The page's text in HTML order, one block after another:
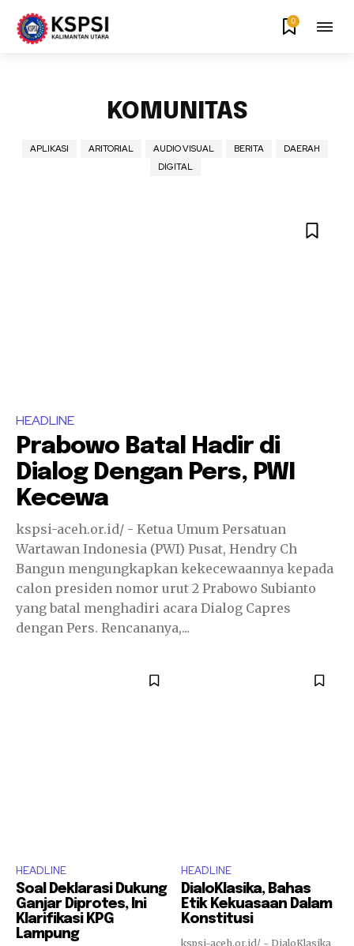
0
KOMUNITAS
APLIKASI ARITORIAL AUDIO VISUAL BERITA
DAERAH
DIGITAL
HEADLINE
Prabowo Batal Hadir di
Dialog Dengan Pers, PWI
Kecewa
kspsi-aceh.or.id/ - Ketua Umum Persatuan
Wartawan Indonesia (PWI) Pusat, Hendry Ch
Bangun mengungkapkan kekecewaannya kepada
calon presiden nomor urut 2 Prabowo Subianto
yang batal menghadiri acara Dialog Capres
dengan Pers. Rencananya,...
HEADLINE
Soal Deklarasi Dukung
Ganjar Diprotes, Ini
Klarifikasi KPG
Lampung
HEADLINE
DialoKlasika, Bahas
Etik Kekuasaan Dalam
Konstitusi
kspsi-aceh.or.id/ - DialoKlasika